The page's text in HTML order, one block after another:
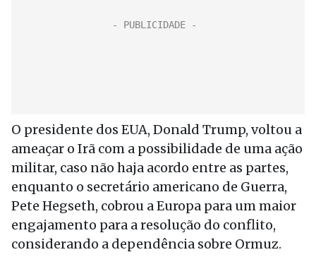
O presidente dos EUA, Donald Trump, voltou a
ameaçar o Irã com a possibilidade de uma ação
militar, caso não haja acordo entre as partes,
enquanto o secretário americano de Guerra,
Pete Hegseth, cobrou a Europa para um maior
engajamento para a resolução do conflito,
considerando a dependência sobre Ormuz.